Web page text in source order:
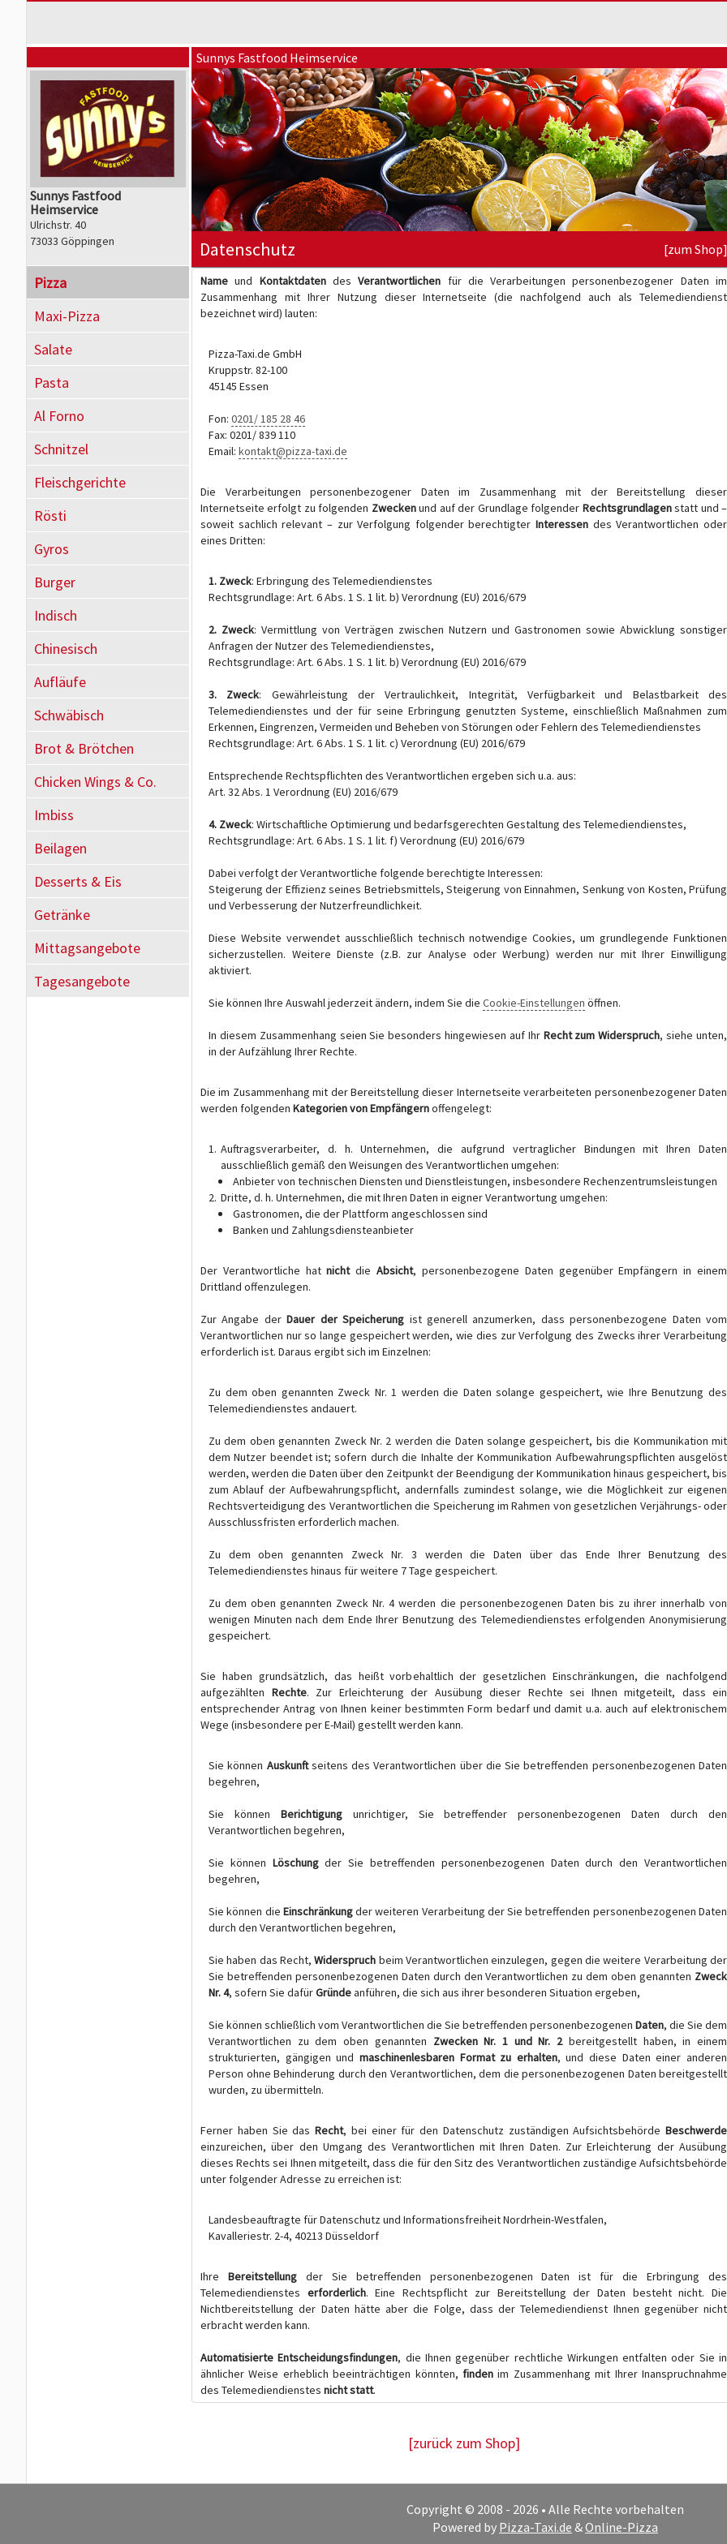
Sunnys Fastfood
Heimservice
Ulrichstr. 40
73033 Göppingen
Pizza
Maxi-Pizza
Salate
Pasta
Al Forno
Schnitzel
Fleischgerichte
Rösti
Gyros
Burger
Indisch
Chinesisch
Aufläufe
Schwäbisch
Brot & Brötchen
Chicken Wings & Co.
Imbiss
Beilagen
Desserts & Eis
Getränke
Mittagsangebote
Tagesangebote
Sunnys Fastfood Heimservice
Datenschutz [zum Shop]
Name und KontaktdatendesVerantwortlichen für die Verarbeitungen personenbezogener Daten im
Zusammenhang mit Ihrer Nutzung dieser Internetseite (die nachfolgend auch als Telemediendienst
bezeichnet wird) lauten:
Pizza-Taxi.de GmbH
Kruppstr. 82-100
45145 Essen
Fon: 0201/ 185 28 46
Fax: 0201/ 839 110
Email: kontakt@pizza-taxi.de
Die Verarbeitungen personenbezogener Daten im Zusammenhang mit der Bereitstellung dieser
Internetseite erfolgt zu folgenden Zweckenund auf der Grundlage folgender Rechtsgrundlagenstatt und –
soweit sachlich relevant – zur Verfolgung folgender berechtigterInteressen des Verantwortlichen oder
eines Dritten:
1. Zweck: Erbringung des Telemediendienstes
Rechtsgrundlage: Art. 6 Abs. 1 S. 1 lit. b) Verordnung (EU) 2016/679
2. Zweck: Vermittlung von Verträgen zwischen Nutzern und Gastronomen sowie Abwicklung sonstiger
Anfragen der Nutzer des Telemediendienstes,
Rechtsgrundlage: Art. 6 Abs. 1 S. 1 lit. b) Verordnung (EU) 2016/679
3. Zweck: Gewährleistung der Vertraulichkeit, Integrität, Verfügbarkeit und Belastbarkeit des
Telemediendienstes und der für seine Erbringung genutzten Systeme, einschließlich Maßnahmen zum
Erkennen, Eingrenzen, Vermeiden und Beheben von Störungen oder Fehlern des Telemediendienstes
Rechtsgrundlage: Art. 6 Abs. 1 S. 1 lit. c) Verordnung (EU) 2016/679
Entsprechende Rechtspflichten des Verantwortlichen ergeben sich u.a. aus:
Art. 32 Abs. 1 Verordnung (EU) 2016/679
4. Zweck: Wirtschaftliche Optimierung und bedarfsgerechten Gestaltung des Telemediendienstes,
Rechtsgrundlage: Art. 6 Abs. 1 S. 1 lit. f) Verordnung (EU) 2016/679
Dabei verfolgt der Verantwortliche folgende berechtigte Interessen:
Steigerung der Effizienz seines Betriebsmittels, Steigerung von Einnahmen, Senkung von Kosten, Prüfung
und Verbesserung der Nutzerfreundlichkeit.
Diese Website verwendet ausschließlich technisch notwendige Cookies, um grundlegende Funktionen
sicherzustellen. Weitere Dienste (z.B. zur Analyse oder Werbung) werden nur mit Ihrer Einwilligung
aktiviert.
Sie können Ihre Auswahl jederzeit ändern, indem Sie die Cookie-Einstellungen öffnen.
In diesem Zusammenhang seien Sie besonders hingewiesen auf Ihr Recht zum Widerspruch, siehe unten,
in der Aufzählung Ihrer Rechte.
Die im Zusammenhang mit der Bereitstellung dieser Internetseite verarbeiteten personenbezogener Daten
werden folgenden Kategorien von Empfängernoffengelegt:
Auftragsverarbeiter, d. h. Unternehmen, die aufgrund vertraglicher Bindungen mit Ihren Daten
ausschließlich gemäß den Weisungen des Verantwortlichen umgehen:
Anbieter von technischen Diensten und Dienstleistungen, insbesondere Rechenzentrumsleistungen
Dritte, d. h. Unternehmen, die mit Ihren Daten in eigner Verantwortung umgehen:
Gastronomen, die der Plattform angeschlossen sind
Banken und Zahlungsdiensteanbieter
Der Verantwortliche hatnichtdieAbsicht, personenbezogene Daten gegenüber Empfängern in einem
Drittland offenzulegen.
Zur Angabe derDauer der Speicherung ist generell anzumerken, dass personenbezogene Daten vom
Verantwortlichen nur so lange gespeichert werden, wie dies zur Verfolgung des Zwecks ihrer Verarbeitung
erforderlich ist. Daraus ergibt sich im Einzelnen:
Zu dem oben genannten Zweck Nr. 1 werden die Daten solange gespeichert, wie Ihre Benutzung des
Telemediendienstes andauert.
Zu dem oben genannten Zweck Nr. 2 werden die Daten solange gespeichert, bis die Kommunikation mit
dem Nutzer beendet ist; sofern durch die Inhalte der Kommunikation Aufbewahrungspflichten ausgelöst
werden, werden die Daten über den Zeitpunkt der Beendigung der Kommunikation hinaus gespeichert, bis
zum Ablauf der Aufbewahrungspflicht, andernfalls zumindest solange, wie die Möglichkeit zur eigenen
Rechtsverteidigung des Verantwortlichen die Speicherung im Rahmen von gesetzlichen Verjährungs- oder
Ausschlussfristen erforderlich machen.
Zu dem oben genannten Zweck Nr. 3 werden die Daten über das Ende Ihrer Benutzung des
Telemediendienstes hinaus für weitere 7 Tage gespeichert.
Zu dem oben genannten Zweck Nr. 4 werden die personenbezogenen Daten bis zu ihrer innerhalb von
wenigen Minuten nach dem Ende Ihrer Benutzung des Telemediendienstes erfolgenden Anonymisierung
gespeichert.
Sie haben grundsätzlich, das heißt vorbehaltlich der gesetzlichen Einschränkungen, die nachfolgend
aufgezählten Rechte. Zur Erleichterung der Ausübung dieser Rechte sei Ihnen mitgeteilt, dass ein
entsprechender Antrag von Ihnen keiner bestimmten Form bedarf und damit u.a. auch auf elektronischem
Wege (insbesondere per E-Mail) gestellt werden kann.
Sie können Auskunftseitens des Verantwortlichen über die Sie betreffenden personenbezogenen Daten
begehren,
Sie können Berichtigungunrichtiger, Sie betreffender personenbezogenen Daten durch den
Verantwortlichen begehren,
Sie können Löschungder Sie betreffenden personenbezogenen Daten durch den Verantwortlichen
begehren,
Sie können die Einschränkungder weiteren Verarbeitung der Sie betreffenden personenbezogenen Daten
durch den Verantwortlichen begehren,
Sie haben das Recht,Widerspruch beim Verantwortlichen einzulegen, gegen die weitere Verarbeitung der
Sie betreffenden personenbezogenen Daten durch den Verantwortlichen zu dem oben genannten Zweck
Nr. 4, sofern Sie dafürGründeanführen, die sich aus ihrer besonderen Situation ergeben,
Sie können schließlich vom Verantwortlichen die Sie betreffenden personenbezogenen Daten, die Sie dem
Verantwortlichen zu dem oben genannten Zwecken Nr. 1 und Nr. 2bereitgestellt haben, in einem
strukturierten, gängigen und maschinenlesbaren Format zu erhalten, und diese Daten einer anderen
Person ohne Behinderung durch den Verantwortlichen, dem die personenbezogenen Daten bereitgestellt
wurden, zu übermitteln.
Ferner haben Sie das Recht, bei einer für den Datenschutz zuständigen Aufsichtsbehörde Beschwerde
einzureichen, über den Umgang des Verantwortlichen mit Ihren Daten. Zur Erleichterung der Ausübung
dieses Rechts sei Ihnen mitgeteilt, dass die für den Sitz des Verantwortlichen zuständige Aufsichtsbehörde
unter folgender Adresse zu erreichen ist:
Landesbeauftragte für Datenschutz und Informationsfreiheit Nordrhein-Westfalen,
Kavalleriestr. 2-4, 40213 Düsseldorf
Ihre Bereitstellungder Sie betreffenden personenbezogenen Daten ist für die Erbringung des
Telemediendienstes erforderlich. Eine Rechtspflicht zur Bereitstellung der Daten besteht nicht. Die
Nichtbereitstellung der Daten hätte aber die Folge, dass der Telemediendienst Ihnen gegenüber nicht
erbracht werden kann.
Automatisierte Entscheidungsfindungen, die Ihnen gegenüber rechtliche Wirkungen entfalten oder Sie in
ähnlicher Weise erheblich beeinträchtigen könnten, finden im Zusammenhang mit Ihrer Inanspruchnahme
des Telemediendienstes nicht statt.
[zurück zum Shop]
Copyright © 2008 - 2026 • Alle Rechte vorbehalten
Powered by Pizza-Taxi.de &Online-Pizza